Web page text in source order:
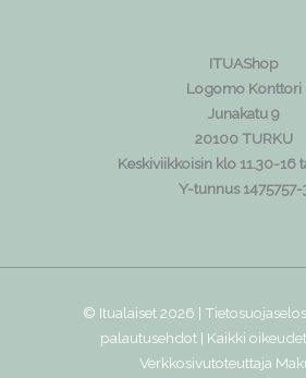
ITUAShop
Logomo Konttori
Junakatu 9
20100 TURKU
Keskiviikkoisin klo 11.30-16
Y-tunnus 1475757-
© Itualaiset 2026 |
palautusehdot | Kaikki
Verkkosivutoteuttaja